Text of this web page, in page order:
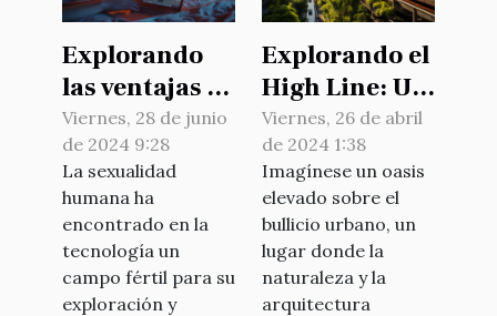
Explorando
las ventajas de
las sesiones
en vivo frente
a los videos
porno
tradicionales
Viernes, 28 de junio
de 2024 9:28
La sexualidad
humana ha
encontrado en la
tecnología un
campo fértil para su
exploración y
Explorando el
High Line: Un
paseo verde
en el corazón
de Manhattan
Viernes, 26 de abril
de 2024 1:38
Imagínese un oasis
elevado sobre el
bullicio urbano, un
lugar donde la
naturaleza y la
arquitectura